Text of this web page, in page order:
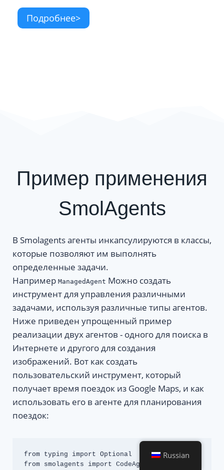
Подробнее>
Пример применения
SmolAgents
В Smolagents агенты инкапсулируются в классы,
которые позволяют им выполнять
определенные задачи.
Например ManagedAgent Можно создать
инструмент для управления различными
задачами, используя различные типы агентов.
Ниже приведен упрощенный пример
реализации двух агентов - одного для поиска в
Интернете и другого для создания
изображений. Вот как создать
пользовательский инструмент, который
получает время поездок из Google Maps, и как
использовать его в агенте для планирования
поездок:
from typing import Optional
from smolagents import CodeAgent,
Russian